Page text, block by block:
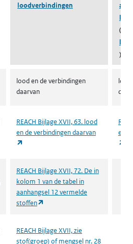
loodverbindingen
)
lood en de verbindingen
daarvan
lood
REACH Bijlage XVII, 63. lood
en de verbindingen daarvan
en
REACH Bijlage XVII, 72. De in
kolom 1 van de tabel in
aanhangsel 12 vermelde
stoffen
REACH Bijlage XVII, zie
stof(groep) of mengsel nr. 28